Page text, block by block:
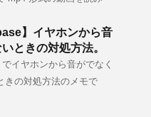
】イヤホンから音
ときの対処方法。
イヤホンから音がでなく
きの対処方法のメモで